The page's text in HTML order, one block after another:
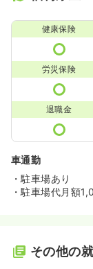
健康保険
労災保険
退職金
車通勤
・駐車場あり
・駐車場代月額
その他の